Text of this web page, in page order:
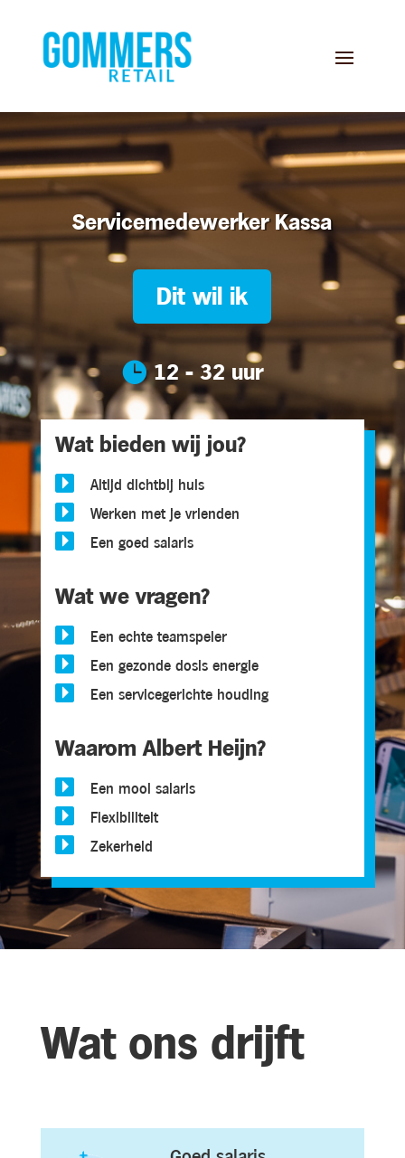
Servicemedewerker Kassa
Dit wil ik
 12 - 32 uur
Wat bieden wij jou?
 Altijd dichtbij huis
 Werken met je vrienden
 Een goed salaris
Wat we vragen?
 Een echte teamspeler
 Een gezonde dosis energie
 Een servicegerichte houding
Waarom Albert Heijn?
 Een mooi salaris
 Flexibiliteit
 Zekerheid
Wat ons drijft